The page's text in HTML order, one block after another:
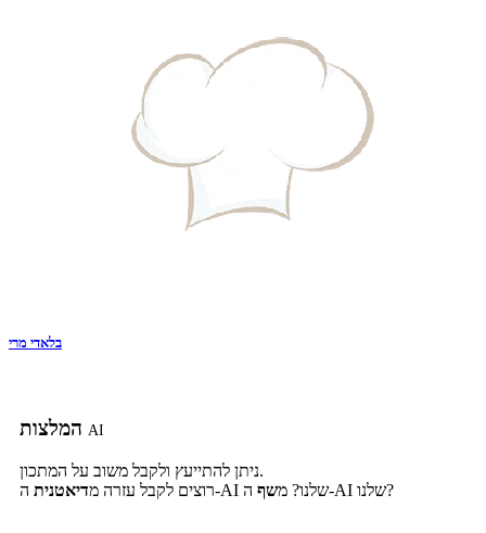
בלאדי מרי
AI
ניתן להתייעץ ולקבל משוב על המתכון.
רוצים לקבל עזרה מדיאטנית ה-AI שלנו? משף ה-AI שלנו?